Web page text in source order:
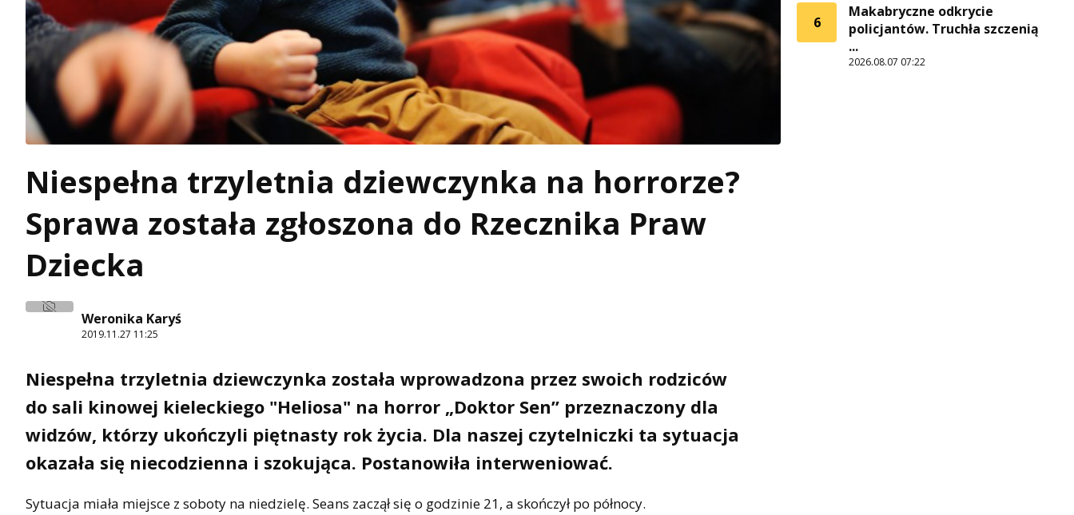
Niespełna trzyletnia dziewczynka na horrorze?
Sprawa została zgłoszona do Rzecznika Praw
Dziecka
Weronika Karyś
2019.11.27 11:25
Niespełna trzyletnia dziewczynka została wprowadzona przez swoich rodziców
do sali kinowej kieleckiego "Heliosa" na horror „Doktor Sen” przeznaczony dla
widzów, którzy ukończyli piętnasty rok życia. Dla naszej czytelniczki ta sytuacja
okazała się niecodzienna i szokująca. Postanowiła interweniować.
Sytuacja miała miejsce z soboty na niedzielę. Seans zaczął się o godzinie 21, a skończył po północy.
6
Makabryczne odkrycie
policjantów. Truchła szczenią
...
2026.08.07 07:22